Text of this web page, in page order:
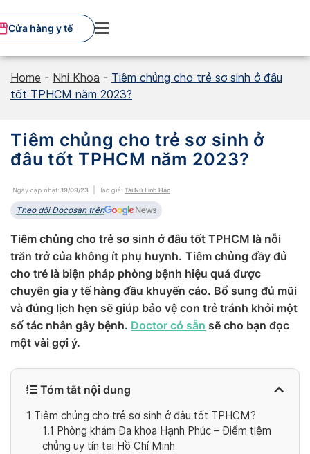
to
content
Cửa hàng y tế
Home - Nhi Khoa - Tiêm chủng cho trẻ sơ sinh ở đâu
tốt TPHCM năm 2023?
Tiêm chủng cho trẻ sơ sinh ở
đâu tốt TPHCM năm 2023?
Ngày cập nhật: 19/09/23 Tác giả: Tài Nữ Linh Hảo
Theo dõi Docosan trên
Tiêm chủng cho trẻ sơ sinh ở đâu tốt TPHCM là nỗi
trăn trở của không ít phụ huynh. Tiêm chủng đầy đủ
cho trẻ là biện pháp phòng bệnh hiệu quả được
chuyên gia y tế hàng đầu khuyến cáo. Bổ sung đủ mũi
và đúng lịch hẹn sẽ giúp bảo vệ con trẻ tránh khỏi một
số tác nhân gây bệnh. Doctor có sẵn sẽ cho bạn đọc
một vài gợi ý.
Tóm tắt nội dung
1 Tiêm chủng cho trẻ sơ sinh ở đâu tốt TPHCM?
1.1 Phòng khám Đa khoa Hạnh Phúc – Điểm tiêm
chủng uy tín tại Hồ Chí Minh